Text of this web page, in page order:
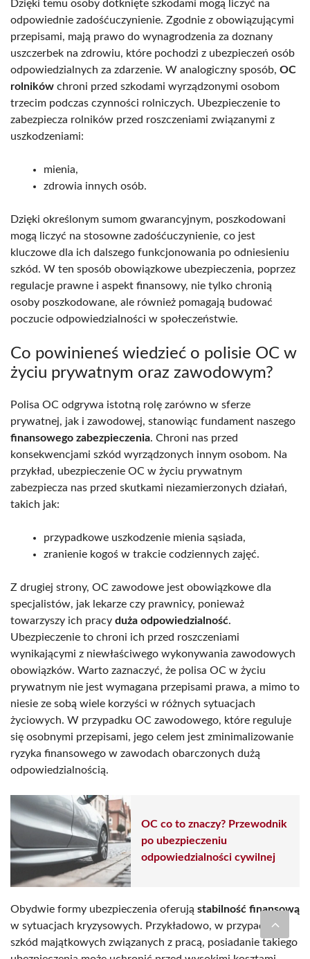
Dzięki temu osoby dotknięte szkodami mogą liczyć na
odpowiednie zadośćuczynienie. Zgodnie z obowiązującymi
przepisami, mają prawo do wynagrodzenia za doznany
uszczerbek na zdrowiu, które pochodzi z ubezpieczeń osób
odpowiedzialnych za zdarzenie. W analogiczny sposób, OC
rolników chroni przed szkodami wyrządzonymi osobom
trzecim podczas czynności rolniczych. Ubezpieczenie to
zabezpiecza rolników przed roszczeniami związanymi z
uszkodzeniami:
mienia,
zdrowia innych osób.
Dzięki określonym sumom gwarancyjnym, poszkodowani
mogą liczyć na stosowne zadośćuczynienie, co jest
kluczowe dla ich dalszego funkcjonowania po odniesieniu
szkód. W ten sposób obowiązkowe ubezpieczenia, poprzez
regulacje prawne i aspekt finansowy, nie tylko chronią
osoby poszkodowane, ale również pomagają budować
poczucie odpowiedzialności w społeczeństwie.
Co powinieneś wiedzieć o polisie OC w
życiu prywatnym oraz zawodowym?
Polisa OC odgrywa istotną rolę zarówno w sferze
prywatnej, jak i zawodowej, stanowiąc fundament naszego
finansowego zabezpieczenia. Chroni nas przed
konsekwencjami szkód wyrządzonych innym osobom. Na
przykład, ubezpieczenie OC w życiu prywatnym
zabezpiecza nas przed skutkami niezamierzonych działań,
takich jak:
przypadkowe uszkodzenie mienia sąsiada,
zranienie kogoś w trakcie codziennych zajęć.
Z drugiej strony, OC zawodowe jest obowiązkowe dla
specjalistów, jak lekarze czy prawnicy, ponieważ
towarzyszy ich pracy duża odpowiedzialność.
Ubezpieczenie to chroni ich przed roszczeniami
wynikającymi z niewłaściwego wykonywania zawodowych
obowiązków. Warto zaznaczyć, że polisa OC w życiu
prywatnym nie jest wymagana przepisami prawa, a mimo to
niesie ze sobą wiele korzyści w różnych sytuacjach
życiowych. W przypadku OC zawodowego, które reguluje
się osobnymi przepisami, jego celem jest zminimalizowanie
ryzyka finansowego w zawodach obarczonych dużą
odpowiedzialnością.
OC co to znaczy? Przewodnik
po ubezpieczeniu
odpowiedzialności cywilnej
Obydwie formy ubezpieczenia oferują stabilność finansową
w sytuacjach kryzysowych. Przykładowo, w przypadku
szkód majątkowych związanych z pracą, posiadanie takiego